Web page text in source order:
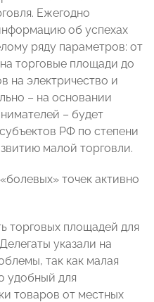
Ежегодно
об успехах
ряду параметров: от
торговые площади до
на электричество и
– на основании
– будет
РФ по степени
малой торговли.
точек активно
торговых площадей для
указали на
так как малая
удобный для
товаров от местных